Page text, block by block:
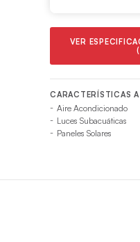
VER
CARACTERÍSTICAS
Aire Acondicionado
Luces Subacuáticas
Paneles Solares